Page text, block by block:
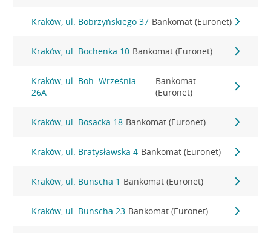
Kraków, ul. Bobrzyńskiego 37 Bankomat (Euronet)
Kraków, ul. Bochenka 10 Bankomat (Euronet)
Kraków, ul. Boh. Września
26A
Bankomat
(Euronet)
Kraków, ul. Bosacka 18 Bankomat (Euronet)
Kraków, ul. Bratysławska 4 Bankomat (Euronet)
Kraków, ul. Bunscha 1 Bankomat (Euronet)
Kraków, ul. Bunscha 23 Bankomat (Euronet)